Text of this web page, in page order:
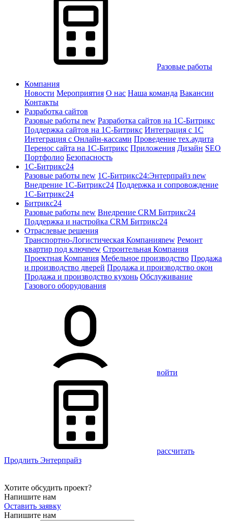
Разовые работы
Компания
Новости Мероприятия О нас Наша команда Вакансии
Контакты
Разработка сайтов
Разовые работы new Разработка сайтов на 1С-Битрикс
Поддержка сайтов на 1С-Битрикс Интеграция с 1С
Интеграция с Онлайн-кассами Проведение тех.аудита
Перенос сайта на 1С-Битрикс Приложения Дизайн SEO
Портфолио Безопасность
1C-Битрикс24
Разовые работы new 1С-Битрикс24:Энтерпрайз new
Внедрение 1C-Битрикс24 Поддержка и сопровождение
1С-Битрикс24
Битрикс24
Разовые работы new Внедрение CRM Битрикс24
Поддержка и настройка CRM Битрикс24
Отраслевые решения
Транспортно-Логистическая Компанияnew Ремонт
квартир под ключnew Строительная Компания
Проектная Компания Мебельное производство Продажа
и производство дверей Продажа и производство окон
Продажа и производство кухонь Обслуживание
Газового оборудования
войти
рассчитать
Продлить Энтерпрайз
Хотите обсудить проект?
Напишите нам
Оставить заявку
Напишите нам